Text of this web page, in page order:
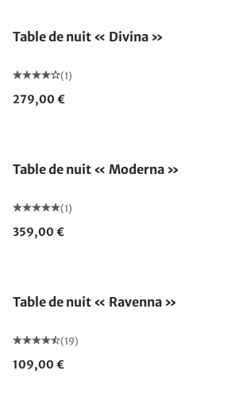
Table de nuit « Divina »
(1)
279,00 €
Table de nuit « Moderna »
(1)
359,00 €
Table de nuit « Ravenna »
(19)
109,00 €